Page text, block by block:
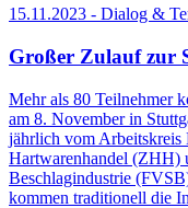
15.11.2023 - Dialog &
Großer Zulauf zur
Mehr als 80 Teilnehmer
am 8. November in
jährlich vom
Hartwarenhandel (ZHH)
Beschlagindustrie
kommen traditionell die